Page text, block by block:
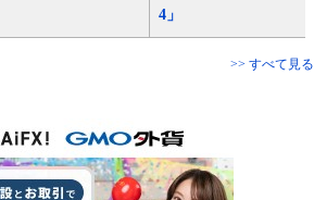
4」
>> すべて見る